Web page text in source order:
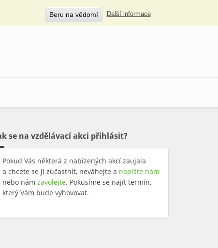
Beru na vědomí Další informace
se na vzdělávací akci přihlásit?
Pokud Vás některá z nabízených akcí zaujala
a chcete se jí zúčastnit, neváhejte a napište nám
nebo nám zavolejte. Pokusíme se najít termín,
který Vám bude vyhovovat.